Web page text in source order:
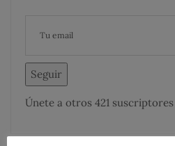
Seguir
Únete a otros 421 suscriptores